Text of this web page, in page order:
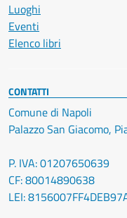
Luoghi
Eventi
Elenco libri
CONTATTI
Comune di Napoli
Palazzo San Giacomo,
P. IVA: 01207650639
CF: 80014890638
LEI: